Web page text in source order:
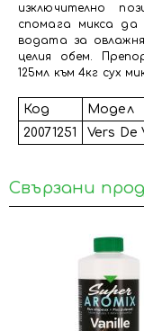
изключително
спомага микса да
водата за
целия обем.
125мл към 4кг сух
Код Модел
20071251
Vers De
Свързани